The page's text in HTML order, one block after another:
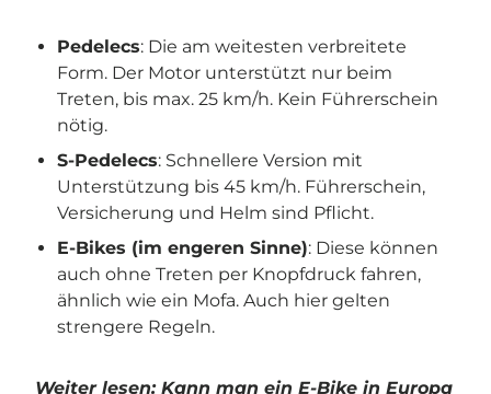
Pedelecs: Die am weitesten verbreitete
Form. Der Motor unterstützt nur beim
Treten, bis max. 25 km/h. Kein Führerschein
nötig.
S-Pedelecs: Schnellere Version mit
Unterstützung bis 45 km/h. Führerschein,
Versicherung und Helm sind Pflicht.
E-Bikes (im engeren Sinne): Diese können
auch ohne Treten per Knopfdruck fahren,
ähnlich wie ein Mofa. Auch hier gelten
strengere Regeln.
Weiter lesen: Kann man ein E-Bike in Europa